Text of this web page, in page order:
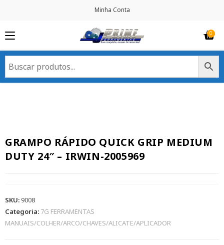
Minha Conta
GRAMPO RÁPIDO QUICK GRIP MEDIUM
DUTY 24″ – IRWIN-2005969
SKU:9008
Categoria: 7G FERRAMENTAS
MANUAIS/COLHER/ARCO/CHAVES/ALICATE/APLICADOR